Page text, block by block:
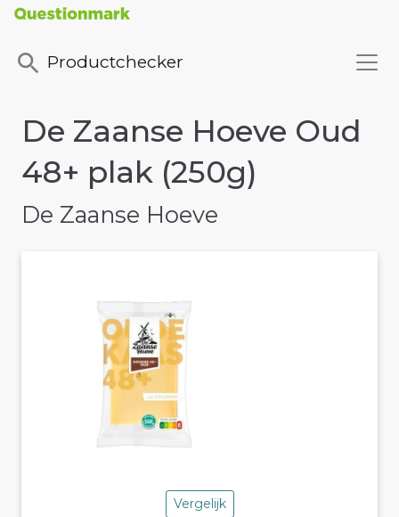
Productchecker
De Zaanse Hoeve Oud
48+ plak (250g)
De Zaanse Hoeve
Vergelijk